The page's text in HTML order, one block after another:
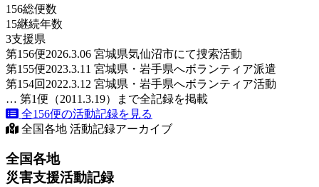
156総便数
15継続年数
3支援県
第156便2026.3.06 宮城県気仙沼市にて捜索活動
第155便2023.3.11 宮城県・岩手県へボランティア派遣
第154回 2022.3.12 宮城県・岩手県へボランティア活動
… 第1便（2011.3.19）まで全記録を掲載
全156便の活動記録を見る
全国各地 活動記録アーカイブ
全国各地
災害支援活動記録